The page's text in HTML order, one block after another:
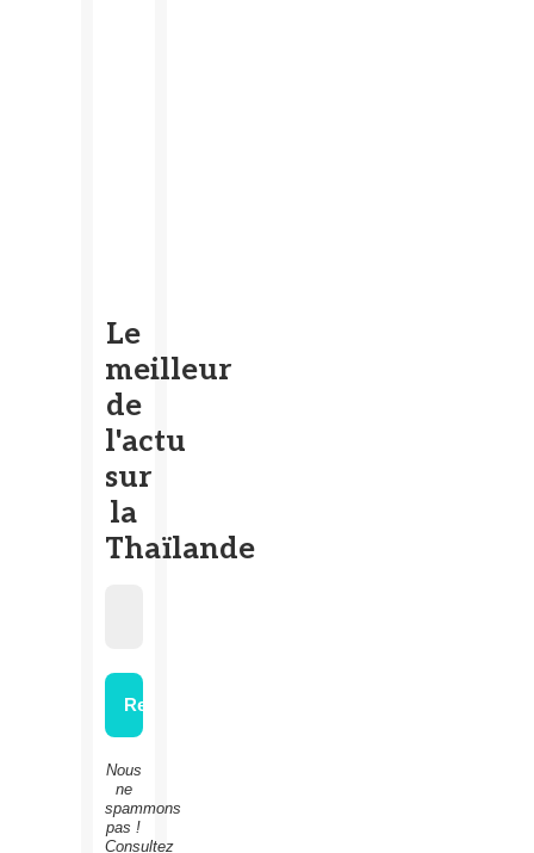
Le
meilleur
de
l'actu
sur
la
Thaïlande
Nous
ne
spammons
pas !
Consultez